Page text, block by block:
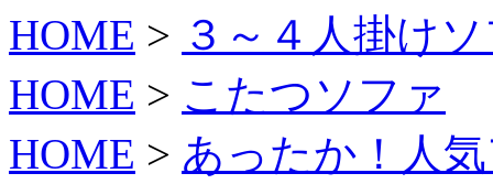
HOME > ３～４人掛け
HOME > こたつソファ
HOME > あったか！人